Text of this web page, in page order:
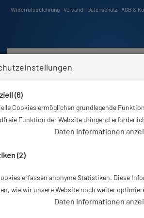
Widerrufsbelehrung Versand Datenschutz AGB &
hier Tauchausrüstung Mares Geräteflosse
(6)
Cookies ermöglichen grundlegende
Funktion der Website dringend
Daten Informationen
(2)
erfassen anonyme Statistiken. Diese
wie wir unsere Website noch weiter
Daten Informationen